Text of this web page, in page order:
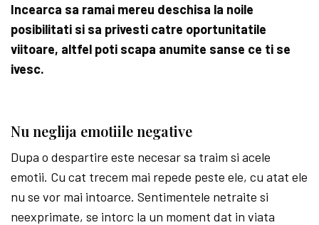
Incearca sa ramai mereu deschisa la noile
posibilitati si sa privesti catre oportunitatile
viitoare, altfel poti scapa anumite sanse ce ti se
ivesc.
Nu neglija emotiile negative
Dupa o despartire este necesar sa traim si acele
emotii. Cu cat trecem mai repede peste ele, cu atat ele
nu se vor mai intoarce. Sentimentele netraite si
neexprimate, se intorc la un moment dat in viata